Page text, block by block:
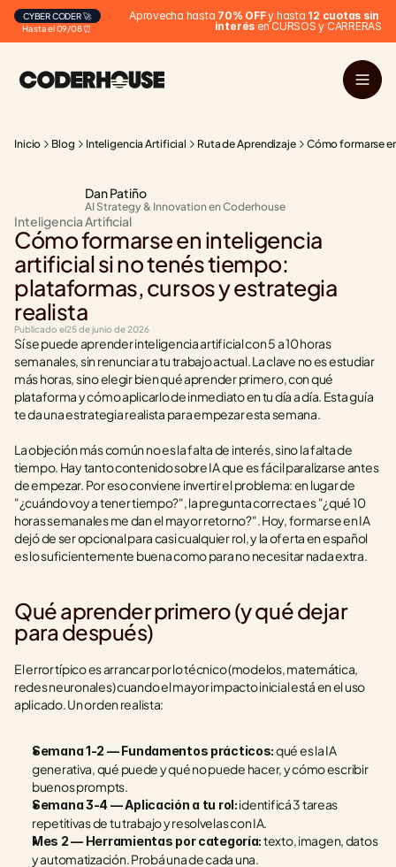
Hasta el 09/08 ⏰
CYBER CODER 🚀 Aprovecha hasta 70% OFF y hasta 12 cuotas sin
interés en CURSOS y CARRERAS
Inicio Blog Inteligencia Artificial Ruta de Aprendizaje Cómo formarse
Dan Patiño
AI Strategy & Innovation en Coderhouse
Inteligencia Artificial
Cómo formarse en inteligencia
artificial si no tenés tiempo:
plataformas, cursos y estrategia
realista
Publicado el25 de junio de 2026
Sí se puede aprender inteligencia artificial con 5 a 10 horas
semanales, sin renunciar a tu trabajo actual. La clave no es estudiar
más horas, sino elegir bien qué aprender primero, con qué
plataforma y cómo aplicarlo de inmediato en tu día a día. Esta guía
te da una estrategia realista para empezar esta semana.
La objeción más común no es la falta de interés, sino la falta de
tiempo. Hay tanto contenido sobre IA que es fácil paralizarse antes
de empezar. Por eso conviene invertir el problema: en lugar de
"¿cuándo voy a tener tiempo?", la pregunta correcta es "¿qué 10
horas semanales me dan el mayor retorno?". Hoy, formarse en IA
dejó de ser opcional para casi cualquier rol, y la oferta en español
es lo suficientemente buena como para no necesitar nada extra.
Qué aprender primero (y qué dejar
para después)
El error típico es arrancar por lo técnico (modelos, matemática,
redes neuronales) cuando el mayor impacto inicial está en el uso
aplicado. Un orden realista:
Semana 1-2 — Fundamentos prácticos: qué es la IA
generativa, qué puede y qué no puede hacer, y cómo escribir
buenos prompts.
Semana 3-4 — Aplicación a tu rol: identificá 3 tareas
repetitivas de tu trabajo y resolvelas con IA.
Mes 2 — Herramientas por categoría: texto, imagen, datos
y automatización. Probá una de cada una.